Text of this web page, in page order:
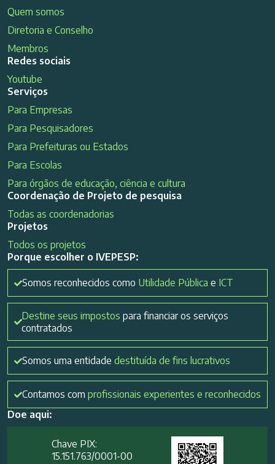
Quem somos
Diretoria e Conselho
Membros
Redes sociais
Youtube
Serviços
Para Empresas
Para Pesquisadores
Para Prefeituras ou Estados
Para Escolas
Para órgãos de educação, ciência e cultura
Coordenação de Projeto de pesquisa
Todas as coordenadorias
Projetos
Todos os projetos
Porque escolher o IVEPESP:
Somos reconhecidos como Utilidade Pública e ICT
Destine seus impostos para financiar os serviços
contratados
Somos uma entidade destituída de fins lucrativos
Contamos com profissionais experientes e reconhecidos
Doe aqui:
Chave PIX:
15.151.763/0001-00​